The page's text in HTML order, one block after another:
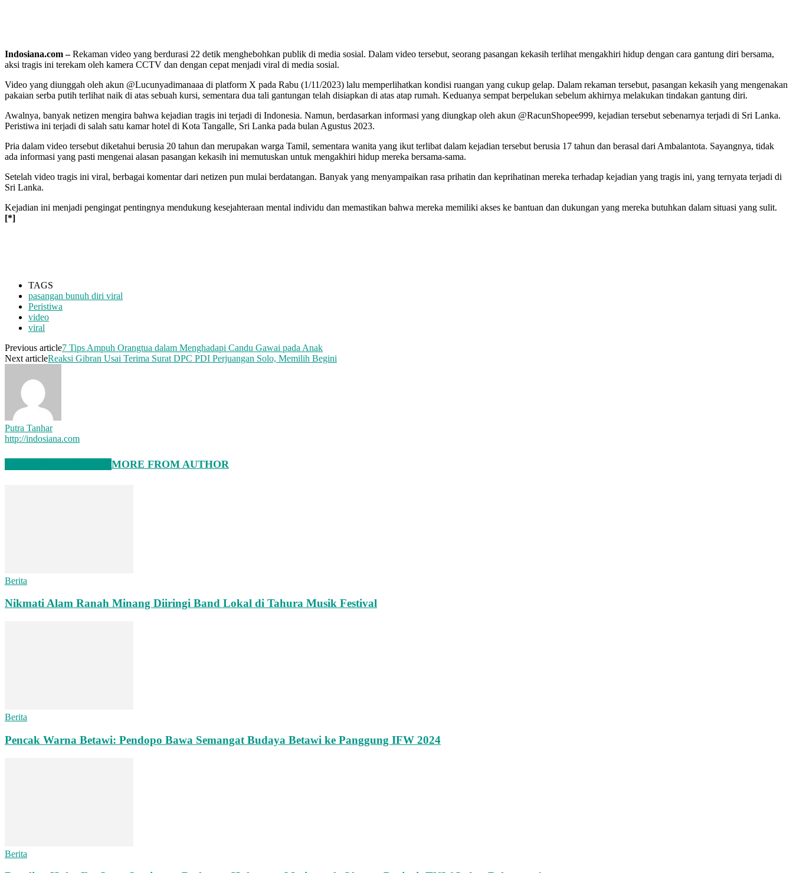
Indosiana.com –Rekaman video yang berdurasi 22 detik menghebohkan publik di media sosial. Dalam video tersebut, seorang pasangan kekasih terlihat mengakhiri hidup dengan cara gantung diri bersama,
aksi tragis ini terekam oleh kamera CCTV dan dengan cepat menjadi viral di media sosial.
Video yang diunggah oleh akun @Lucunyadimanaaa di platform X pada Rabu (1/11/2023) lalu memperlihatkan kondisi ruangan yang cukup gelap. Dalam rekaman tersebut, pasangan kekasih yang mengenakan
pakaian serba putih terlihat naik di atas sebuah kursi, sementara dua tali gantungan telah disiapkan di atas atap rumah. Keduanya sempat berpelukan sebelum akhirnya melakukan tindakan gantung diri.
Awalnya, banyak netizen mengira bahwa kejadian tragis ini terjadi di Indonesia. Namun, berdasarkan informasi yang diungkap oleh akun @RacunShopee999, kejadian tersebut sebenarnya terjadi di Sri Lanka.
Peristiwa ini terjadi di salah satu kamar hotel di Kota Tangalle, Sri Lanka pada bulan Agustus 2023.
Pria dalam video tersebut diketahui berusia 20 tahun dan merupakan warga Tamil, sementara wanita yang ikut terlibat dalam kejadian tersebut berusia 17 tahun dan berasal dari Ambalantota. Sayangnya, tidak
ada informasi yang pasti mengenai alasan pasangan kekasih ini memutuskan untuk mengakhiri hidup mereka bersama-sama.
Setelah video tragis ini viral, berbagai komentar dari netizen pun mulai berdatangan. Banyak yang menyampaikan rasa prihatin dan keprihatinan mereka terhadap kejadian yang tragis ini, yang ternyata terjadi di
Sri Lanka.
Kejadian ini menjadi pengingat pentingnya mendukung kesejahteraan mental individu dan memastikan bahwa mereka memiliki akses ke bantuan dan dukungan yang mereka butuhkan dalam situasi yang sulit.
[*]
TAGS
pasangan bunuh diri viral
Peristiwa
video
viral
Previous article7 Tips Ampuh Orangtua dalam Menghadapi Candu Gawai pada Anak
Next articleReaksi Gibran Usai Terima Surat DPC PDI Perjuangan Solo, Memilih Begini
Putra Tanhar
http://indosiana.com
MORE FROM AUTHOR
Berita
Nikmati Alam Ranah Minang Diiringi Band Lokal di Tahura Musik Festival
Berita
Pencak Warna Betawi: Pendopo Bawa Semangat Budaya Betawi ke Panggung IFW 2024
Berita